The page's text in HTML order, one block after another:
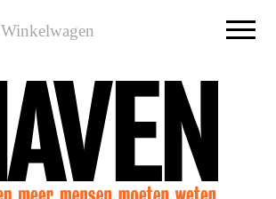
Winkelwagen